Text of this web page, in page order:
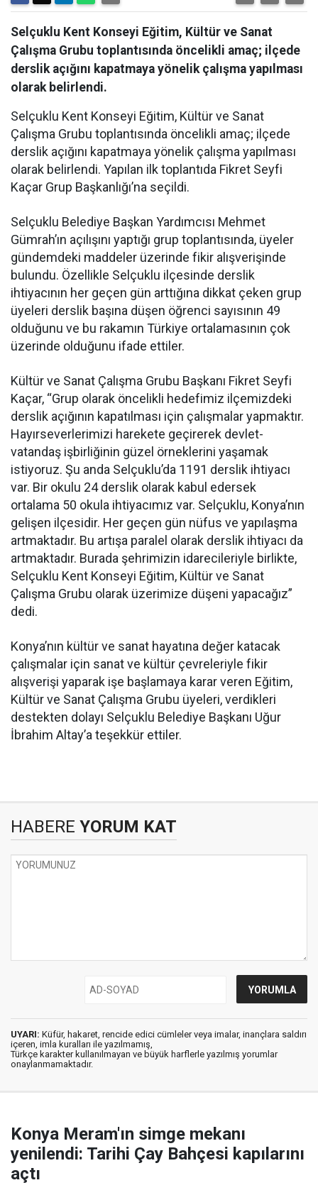
Selçuklu Kent Konseyi Eğitim, Kültür ve Sanat
Çalışma Grubu toplantısında öncelikli amaç; ilçede
derslik açığını kapatmaya yönelik çalışma yapılması
olarak belirlendi.
Selçuklu Kent Konseyi Eğitim, Kültür ve Sanat
Çalışma Grubu toplantısında öncelikli amaç; ilçede
derslik açığını kapatmaya yönelik çalışma yapılması
olarak belirlendi. Yapılan ilk toplantıda Fikret Seyfi
Kaçar Grup Başkanlığı’na seçildi.
Selçuklu Belediye Başkan Yardımcısı Mehmet
Gümrah’ın açılışını yaptığı grup toplantısında, üyeler
gündemdeki maddeler üzerinde fikir alışverişinde
bulundu. Özellikle Selçuklu ilçesinde derslik
ihtiyacının her geçen gün arttığına dikkat çeken grup
üyeleri derslik başına düşen öğrenci sayısının 49
olduğunu ve bu rakamın Türkiye ortalamasının çok
üzerinde olduğunu ifade ettiler.
Kültür ve Sanat Çalışma Grubu Başkanı Fikret Seyfi
Kaçar, “Grup olarak öncelikli hedefimiz ilçemizdeki
derslik açığının kapatılması için çalışmalar yapmaktır.
Hayırseverlerimizi harekete geçirerek devlet-
vatandaş işbirliğinin güzel örneklerini yaşamak
istiyoruz. Şu anda Selçuklu’da 1191 derslik ihtiyacı
var. Bir okulu 24 derslik olarak kabul edersek
ortalama 50 okula ihtiyacımız var. Selçuklu, Konya’nın
gelişen ilçesidir. Her geçen gün nüfus ve yapılaşma
artmaktadır. Bu artışa paralel olarak derslik ihtiyacı da
artmaktadır. Burada şehrimizin idarecileriyle birlikte,
Selçuklu Kent Konseyi Eğitim, Kültür ve Sanat
Çalışma Grubu olarak üzerimize düşeni yapacağız”
dedi.
Konya’nın kültür ve sanat hayatına değer katacak
çalışmalar için sanat ve kültür çevreleriyle fikir
alışverişi yaparak işe başlamaya karar veren Eğitim,
Kültür ve Sanat Çalışma Grubu üyeleri, verdikleri
destekten dolayı Selçuklu Belediye Başkanı Uğur
İbrahim Altay’a teşekkür ettiler.
HABERE YORUM KAT
UYARI: Küfür, hakaret, rencide edici cümleler veya imalar, inançlara saldırı
içeren, imla kuralları ile yazılmamış,
Türkçe karakter kullanılmayan ve büyük harflerle yazılmış yorumlar
onaylanmamaktadır.
Konya Meram'ın simge mekanı
yenilendi: Tarihi Çay Bahçesi kapılarını
açtı